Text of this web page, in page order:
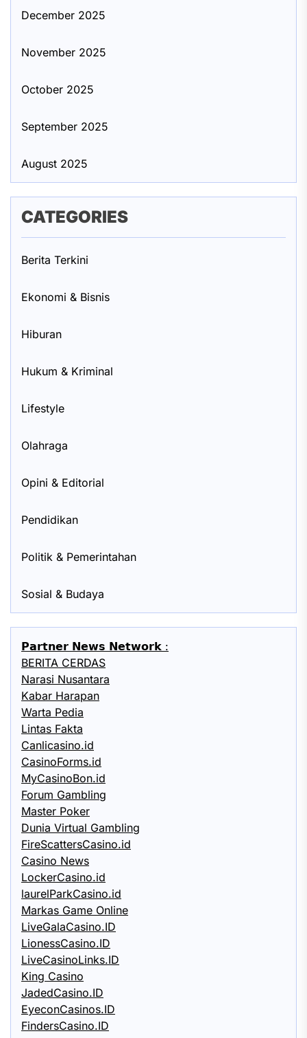
December 2025
November 2025
October 2025
September 2025
August 2025
CATEGORIES
Berita Terkini
Ekonomi & Bisnis
Hiburan
Hukum & Kriminal
Lifestyle
Olahraga
Opini & Editorial
Pendidikan
Politik & Pemerintahan
Sosial & Budaya
𝗣𝗮𝗿𝘁𝗻𝗲𝗿 𝗡𝗲𝘄𝘀 𝗡𝗲𝘁𝘄𝗼𝗿𝗸 :
BERITA CERDAS
Narasi Nusantara
Kabar Harapan
Warta Pedia
Lintas Fakta
Canlicasino.id
CasinoForms.id
MyCasinoBon.id
Forum Gambling
Master Poker
Dunia Virtual Gambling
FireScattersCasino.id
Casino News
LockerCasino.id
laurelParkCasino.id
Markas Game Online
LiveGalaCasino.ID
LionessCasino.ID
LiveCasinoLinks.ID
King Casino
JadedCasino.ID
EyeconCasinos.ID
FindersCasino.ID